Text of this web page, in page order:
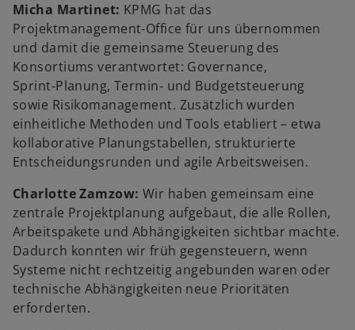
Micha Martinet: KPMG hat das
Projektmanagement-Office für uns übernommen
und damit die gemeinsame Steuerung des
Konsortiums verantwortet: Governance,
Sprint‑Planung, Termin‑ und Budgetsteuerung
sowie Risikomanagement. Zusätzlich wurden
einheitliche Methoden und Tools etabliert – etwa
kollaborative Planungstabellen, strukturierte
Entscheidungsrunden und agile Arbeitsweisen.
Charlotte Zamzow: Wir haben gemeinsam eine
zentrale Projektplanung aufgebaut, die alle Rollen,
Arbeitspakete und Abhängigkeiten sichtbar machte.
Dadurch konnten wir früh gegensteuern, wenn
Systeme nicht rechtzeitig angebunden waren oder
technische Abhängigkeiten neue Prioritäten
erforderten.